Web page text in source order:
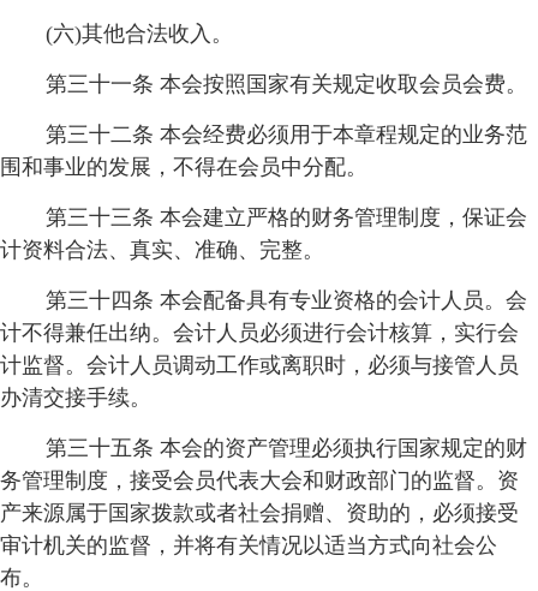
(六)其他合法收入。
第三十一条 本会按照国家有关规定收取会员会费。
第三十二条 本会经费必须用于本章程规定的业务范
围和事业的发展，不得在会员中分配。
第三十三条 本会建立严格的财务管理制度，保证会
计资料合法、真实、准确、完整。
第三十四条 本会配备具有专业资格的会计人员。会
计不得兼任出纳。会计人员必须进行会计核算，实行会
计监督。会计人员调动工作或离职时，必须与接管人员
办清交接手续。
第三十五条 本会的资产管理必须执行国家规定的财
务管理制度，接受会员代表大会和财政部门的监督。资
产来源属于国家拨款或者社会捐赠、资助的，必须接受
审计机关的监督，并将有关情况以适当方式向社会公
布。